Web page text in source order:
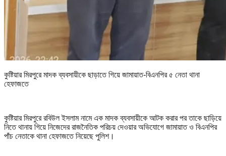
কুষ্টিয়ার মিরপুরে মাদক ব্যবসায়ীকে ছাড়াতে গিয়ে জামায়াত-বিএনপির ৫ নেতা থানা
হেফাজতে
কুষ্টিয়ার মিরপুরে রবিউল ইসলাম নামে এক মাদক ব্যবসায়ীকে আটক করার পর তাকে ছাড়িয়ে
নিতে থানায় গিয়ে নিজেদের রাজনৈতিক পরিচয় দেওয়ার অভিযোগে জামায়াত ও বিএনপির
পাঁচ নেতাকে থানা হেফাজতে নিয়েছে পুলিশ।